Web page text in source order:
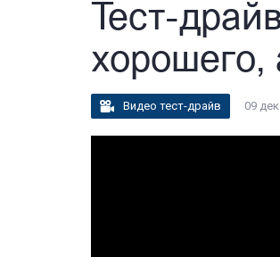
Тест-
хорошего,
Видео тест-драйв 09